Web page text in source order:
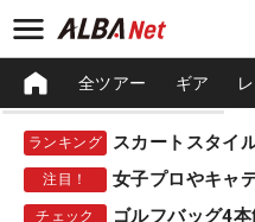
全ツアー ギア
ランキング スカートスタイ
注目！
チェック